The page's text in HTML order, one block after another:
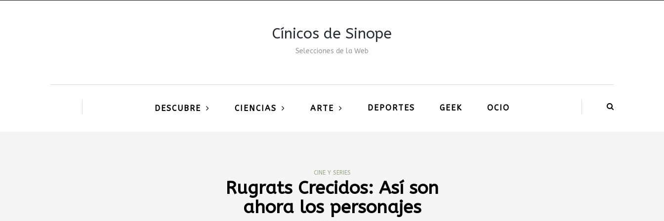
Cínicos de Sinope
Selecciones de la Web
DESCUBRE CIENCIAS ARTE DEPORTES GEEK OCIO
CINE Y SERIES
Rugrats Crecidos: Así son
ahora los personajes